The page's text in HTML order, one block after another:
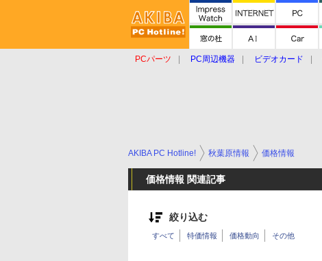
PCパーツ PC周辺機器 ビデオカード
AKIBA PC Hotline! 秋葉原情報 価格情報
価格情報 関連記事
絞り込む
すべて 特価情報 価格動向 その他